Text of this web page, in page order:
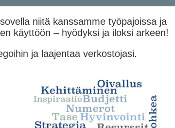
niitä kanssamme työpajoissa ja
käyttöön – hyödyksi ja iloksi arkeen!
ja laajentaa verkostojasi.